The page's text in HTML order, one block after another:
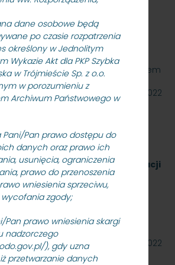
dane osobowe będą
po czasie rozpatrzenia
określony w Jednolitym
Wykazie Akt dla PKP Szybka
w Trójmieście Sp. z o.o.
w porozumieniu z
Archiwum Państwowego w
Pani/Pan prawo dostępu do
danych oraz prawo ich
usunięcia, ograniczenia
prawo do przenoszenia
wniesienia sprzeciwu,
zgody;
Pan prawo wniesienia skargi
nadzorczego
), gdy uzna
przetwarzanie danych
szt. żeliwnych wstawek
typu DO-B-380, znak
W TRÓJMIEŚCIE Sp. z o.o.
którego przedmiotem
do siedziby odbiorcy…
26 października 2022
na wykonanie opracowania
wraz z koncepcją
i modernizację kanalizacji
A-13 na stacji Gdynia Cisowa
w Trójmieście Sp. z o.o.
oferty cenowej na wykonanie
formalno-prawnej wraz z…
26 października 2022